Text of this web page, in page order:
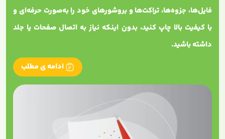
فایل‌ها، جزوه‌ها، تراکت‌ها و بروشورهای خود را به‌صورت حرفه‌ای و
با کیفیت بالا چاپ کنید، بدون اینکه نیاز به اتصال صفحات یا جلد
داشته باشید.
ادامه ی مطلب